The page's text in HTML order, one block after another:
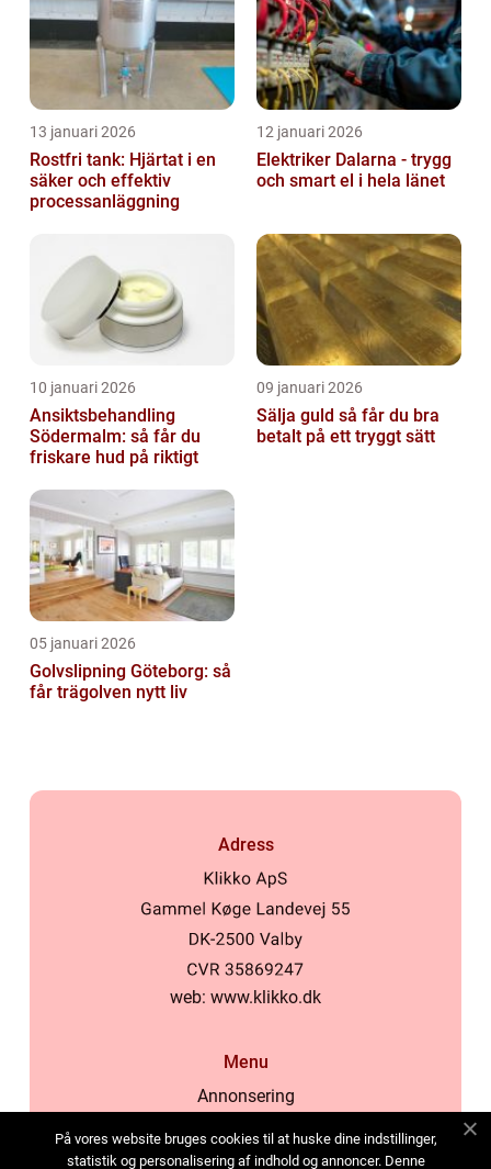
13 januari 2026
Rostfri tank: Hjärtat i en
säker och effektiv
processanläggning
12 januari 2026
Elektriker Dalarna - trygg
och smart el i hela länet
10 januari 2026
Ansiktsbehandling
Södermalm: så får du
friskare hud på riktigt
09 januari 2026
Sälja guld så får du bra
betalt på ett tryggt sätt
05 januari 2026
Golvslipning Göteborg: så
får trägolven nytt liv
Adress
web: www.klikko.dk
Menu
Annonsering
Cookies
På vores website bruges cookies til at huske dine indstillinger,
statistik og personalisering af indhold og annoncer. Denne